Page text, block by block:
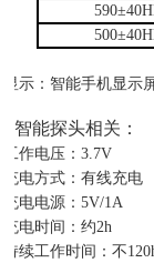
显示：智能手机显示
智能探头相关：
工作电压： 3.7V
充电方式：有线充电
充电电源： 5V/1A
充电时间：约2h
持续工作时间：不